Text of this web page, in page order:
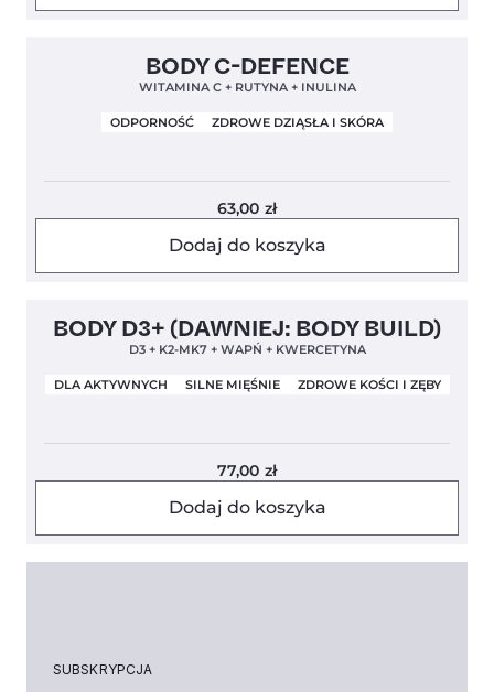
BODY C-DEFENCE
WITAMINA C + RUTYNA + INULINA
ODPORNOŚĆ ZDROWE DZIĄSŁA I SKÓRA
63,00 zł
Dodaj do koszyka
Clean Label Nowa Formuła 4,9
BODY D3+ (DAWNIEJ: BODY BUILD)
D3 + K2-MK7 + WAPŃ + KWERCETYNA
DLA AKTYWNYCH SILNE MIĘŚNIE ZDROWE KOŚCI I ZĘBY
77,00 zł
Dodaj do koszyka
SUBSKRYPCJA